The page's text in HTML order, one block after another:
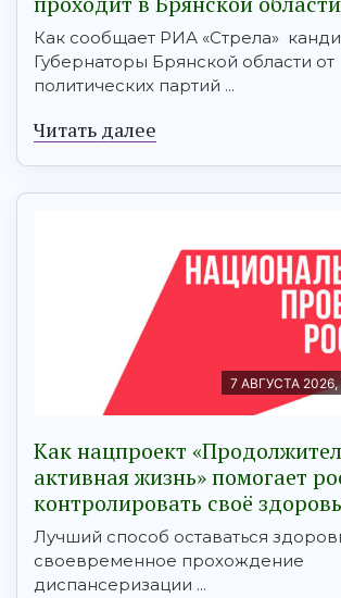
Как сообщает РИА «Стрела»
Губернаторы Брянской области от
политических партий ...
Читать далее
7 АВГУСТА 2026,
Как нацпроект
активная жизнь» помогает
контролировать своё
Лучший способ оставаться
своевременное прохождение
диспансеризации ...